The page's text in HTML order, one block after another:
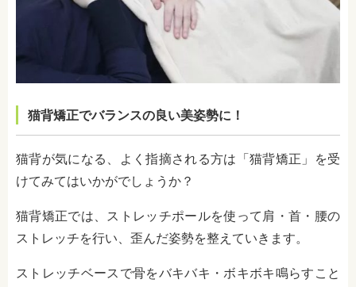
猫背矯正でバランスの良い美姿勢に！
猫背が気になる、よく指摘される方は「猫背矯正」を受
けてみてはいかがでしょうか？
猫背矯正では、ストレッチポールを使って肩・首・腰の
ストレッチを行い、歪んだ姿勢を整えていきます。
ストレッチベースで骨をバキバキ・ボキボキ鳴らすこと